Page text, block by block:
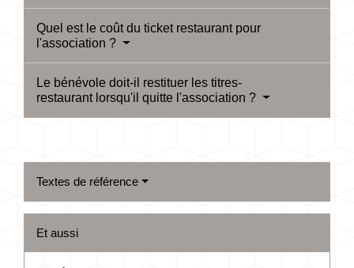
Quel est le coût du ticket restaurant pour
l'association ?
Le bénévole doit-il restituer les titres-
restaurant lorsqu'il quitte l'association ?
Textes de référence
Et aussi